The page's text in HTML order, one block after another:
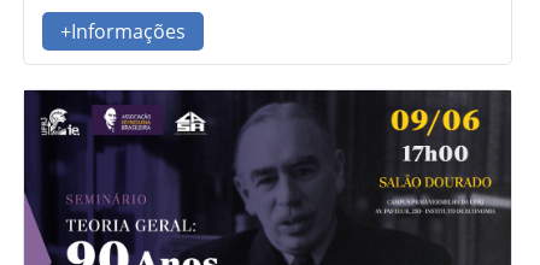
+Informações